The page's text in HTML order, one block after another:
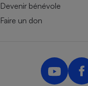
Devenir bénévole
Faire un don